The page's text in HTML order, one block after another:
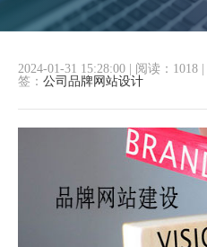
2024-01-31 15:28:00 阅读：1018
签： 公司品牌网站设计